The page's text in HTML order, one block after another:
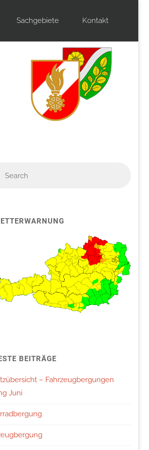
Sachgebiete Kontakt
BEITRÄGE
– Fahrzeugbergungen
Juni